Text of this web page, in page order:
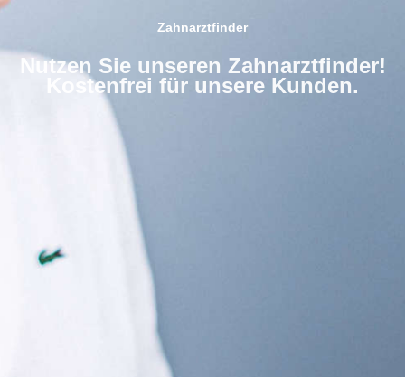
Zahnarztfinder
Nutzen Sie unseren Zahnarztfinder!
Kostenfrei für unsere Kunden.